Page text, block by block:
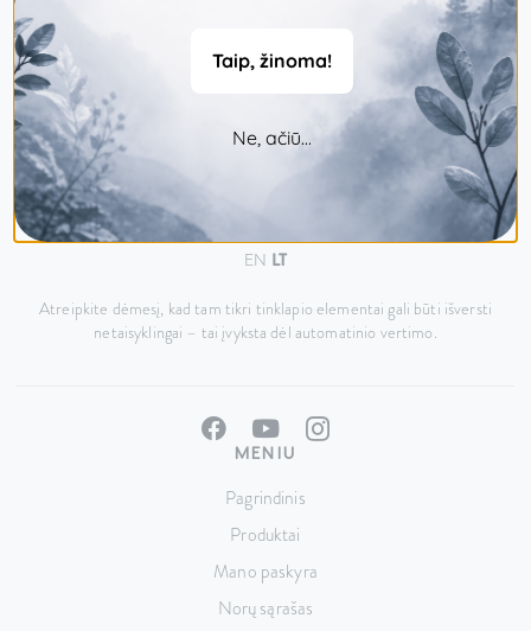
EN LT
Atreipkite dėmesį, kad tam tikri tinklapio elementai gali būti išversti
netaisyklingai – tai įvyksta dėl automatinio vertimo.
MENIU
Pagrindinis
Produktai
Mano paskyra
Norų sąrašas
Taip, žinoma!
Ne, ačiū...